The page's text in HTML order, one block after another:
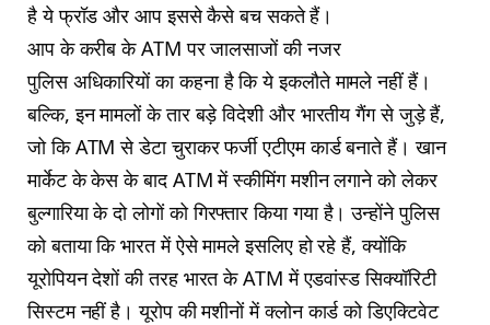
है ये फ्रॉड और आप इससे कैसे बच सकते हैं।
आप के करीब के ATM पर जालसाजों की नजर
पुलिस अधिकारियों का कहना है कि ये इकलौते मामले नहीं हैं।
बल्कि, इन मामलों के तार बड़े विदेशी और भारतीय गैंग से जुड़े हैं,
जो कि ATM से डेटा चुराकर फर्जी एटीएम कार्ड बनाते हैं। खान
मार्केट के केस के बाद ATM में स्कीमिंग मशीन लगाने को लेकर
बुल्गारिया के दो लोगों को गिरफ्तार किया गया है। उन्होंने पुलिस
को बताया कि भारत में ऐसे मामले इसलिए हो रहे हैं, क्योंकि
यूरोपियन देशों की तरह भारत के ATM में एडवांस्ड सिक्यॉरिटी
सिस्टम नहीं है। यूरोप की मशीनों में क्लोन कार्ड को डिएक्टिवेट